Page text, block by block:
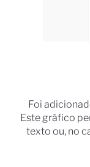
Foi
Este gráfico
texto ou, no